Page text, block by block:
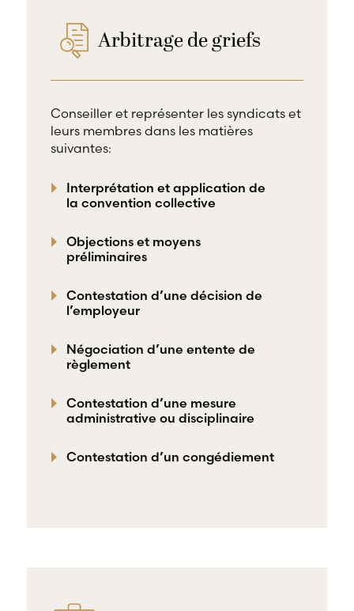
Arbitrage de griefs
Conseiller et représenter les syndicats et
leurs membres dans les matières
suivantes:
Interprétation et application de
la convention collective
Objections et moyens
préliminaires
Contestation d’une décision de
l’employeur
Négociation d’une entente de
règlement
Contestation d’une mesure
administrative ou disciplinaire
Contestation d’un congédiement